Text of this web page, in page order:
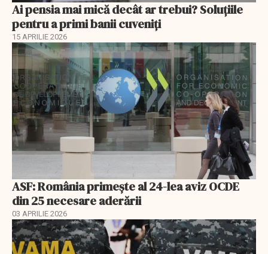
Ai pensia mai mică decât ar trebui? Soluţiile
pentru a primi banii cuveniţi
15 APRILIE 2026
ASF: România primește al 24-lea aviz OCDE
din 25 necesare aderării
03 APRILIE 2026